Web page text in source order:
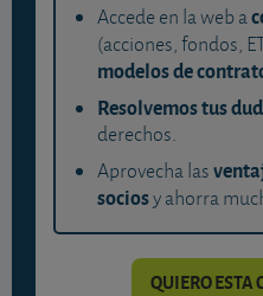
Accede en la web a
(acciones, fondos,
modelos de
Resolvemos tus
derechos.
Aprovecha las
sociosy ahorra
QUIERO ESTA